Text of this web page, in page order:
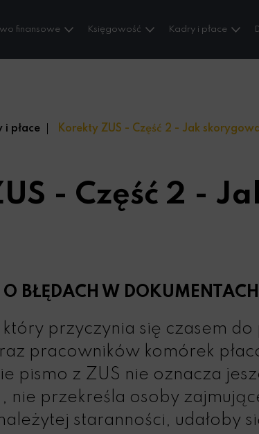
finansowe Księgowość Kadry i płace
i płace Korekty ZUS - Część 2 - Jak
- Część 2 -
BŁĘDACH W
przyczynia się czasem
pracowników komórek
pismo z ZUS nie oznacza
nie przekreśla osoby
staranności, udałoby